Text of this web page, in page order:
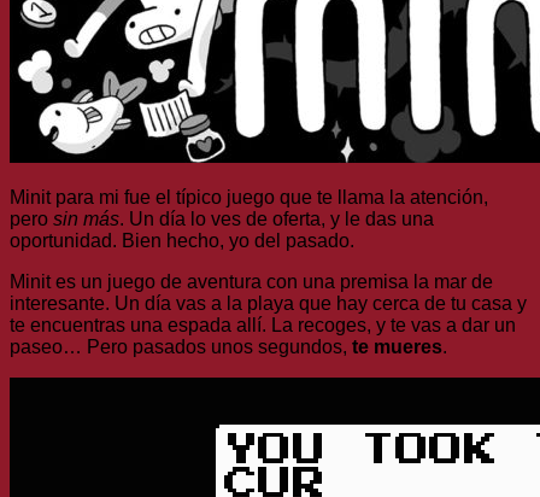
Minit para mi fue el típico juego que te llama la atención,
pero sin más. Un día lo ves de oferta, y le das una
oportunidad. Bien hecho, yo del pasado.
Minit es un juego de aventura con una premisa la mar de
interesante. Un día vas a la playa que hay cerca de tu casa y
te encuentras una espada allí. La recoges, y te vas a dar un
paseo… Pero pasados unos segundos, te mueres.